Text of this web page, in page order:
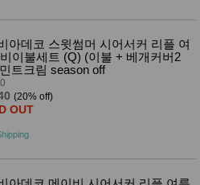
아데코 스윗썸머 시어서커 리플 여
이불세트 (Q) (이불 + 베개커버2
트크림 season off
(20% off)
OUT